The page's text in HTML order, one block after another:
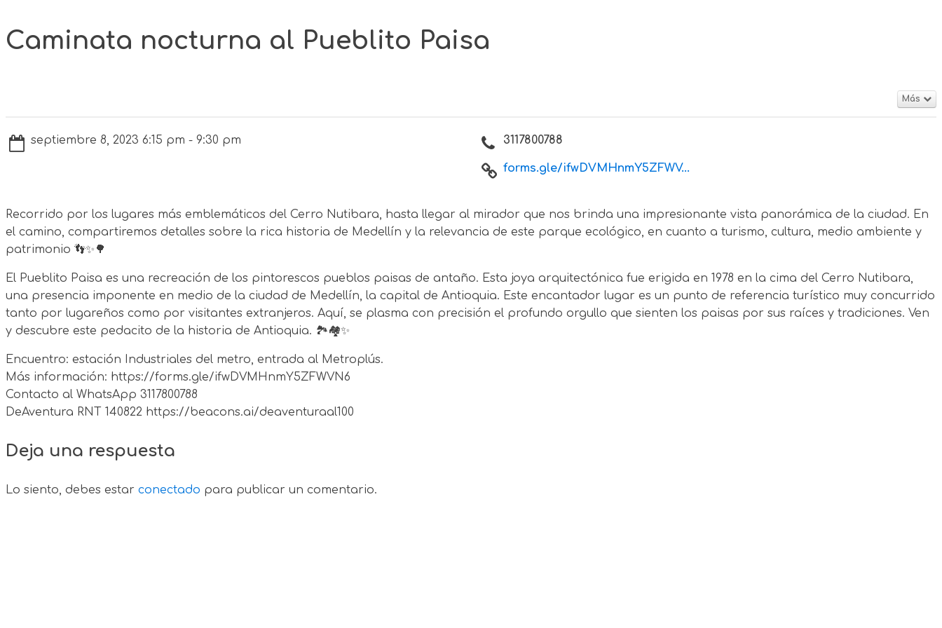
Caminata nocturna al Pueblito Paisa
Más
septiembre 8, 2023 6:15 pm - 9:30 pm 3117800788
forms.gle/ifwDVMHnmY5ZFWV...
Recorrido por los lugares más emblemáticos del Cerro Nutibara, hasta llegar al mirador que nos brinda una impresionante vista panorámica de la ciudad. En
el camino, compartiremos detalles sobre la rica historia de Medellín y la relevancia de este parque ecológico, en cuanto a turismo, cultura, medio ambiente y
patrimonio 👣✨🌳
El Pueblito Paisa es una recreación de los pintorescos pueblos paisas de antaño. Esta joya arquitectónica fue erigida en 1978 en la cima del Cerro Nutibara,
una presencia imponente en medio de la ciudad de Medellín, la capital de Antioquia. Este encantador lugar es un punto de referencia turístico muy concurrido
tanto por lugareños como por visitantes extranjeros. Aquí, se plasma con precisión el profundo orgullo que sienten los paisas por sus raíces y tradiciones. Ven
y descubre este pedacito de la historia de Antioquia. 🏞️🏘️✨
Encuentro: estación Industriales del metro, entrada al Metroplús.
Más información: https://forms.gle/ifwDVMHnmY5ZFWVN6
Contacto al WhatsApp 3117800788
DeAventura RNT 140822 https://beacons.ai/deaventuraal100
Deja una respuesta
Lo siento, debes estar conectado para publicar un comentario.